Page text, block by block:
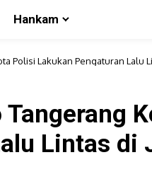
Hankam
Polisi Lakukan Pengaturan Lalu
Lintas di